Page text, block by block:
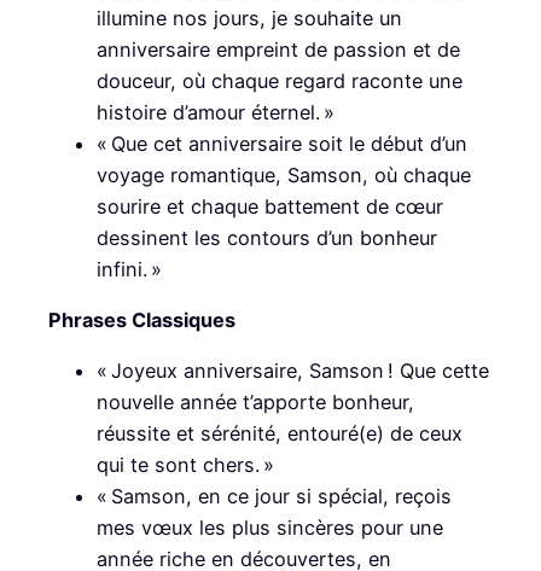
illumine nos jours, je souhaite un
anniversaire empreint de passion et de
douceur, où chaque regard raconte une
histoire d’amour éternel. »
« Que cet anniversaire soit le début d’un
voyage romantique, Samson, où chaque
sourire et chaque battement de cœur
dessinent les contours d’un bonheur
infini. »
Phrases Classiques
« Joyeux anniversaire, Samson ! Que cette
nouvelle année t’apporte bonheur,
réussite et sérénité, entouré(e) de ceux
qui te sont chers. »
« Samson, en ce jour si spécial, reçois
mes vœux les plus sincères pour une
année riche en découvertes, en